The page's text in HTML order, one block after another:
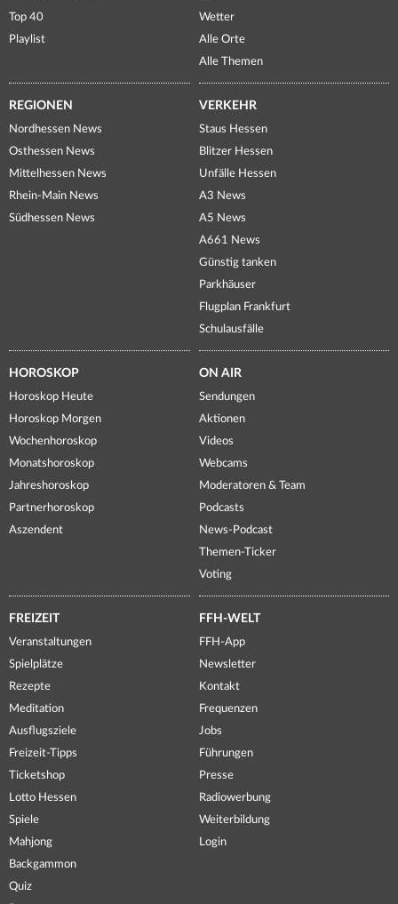
Top 40
Playlist
Wetter
Alle Orte
Alle Themen
REGIONEN
Nordhessen News
Osthessen News
Mittelhessen News
Rhein-Main News
Südhessen News
VERKEHR
Staus Hessen
Blitzer Hessen
Unfälle Hessen
A3 News
A5 News
A661 News
Günstig tanken
Parkhäuser
Flugplan Frankfurt
Schulausfälle
HOROSKOP
Horoskop Heute
Horoskop Morgen
Wochenhoroskop
Monatshoroskop
Jahreshoroskop
Partnerhoroskop
Aszendent
ON AIR
Sendungen
Aktionen
Videos
Webcams
Moderatoren & Team
Podcasts
News-Podcast
Themen-Ticker
Voting
FREIZEIT
Veranstaltungen
Spielplätze
Rezepte
Meditation
Ausflugsziele
Freizeit-Tipps
Ticketshop
Lotto Hessen
Spiele
Mahjong
Backgammon
Quiz
FFH-WELT
FFH-App
Newsletter
Kontakt
Frequenzen
Jobs
Führungen
Presse
Radiowerbung
Weiterbildung
Login